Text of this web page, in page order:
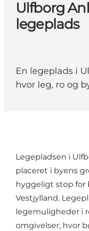
Ulfborg
legeplads
En legeplads i
hvor leg, ro og
Legepladsen i
placeret i byens
hyggeligt stop for
Vestjylland.
legemuligheder i
omgivelser, hvor